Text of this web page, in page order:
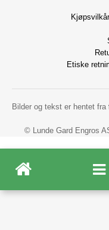
Etiske
Bilder og tekst er hentet fra
© Lunde Gard Engros